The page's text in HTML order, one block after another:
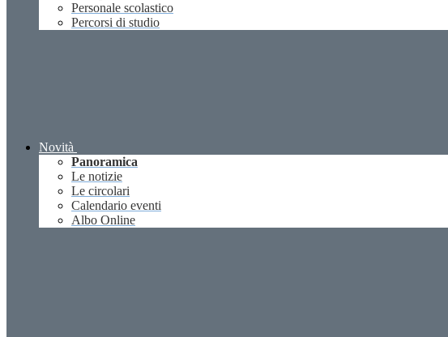
Personale scolastico
Percorsi di studio
Novità
Panoramica
Le notizie
Le circolari
Calendario eventi
Albo Online